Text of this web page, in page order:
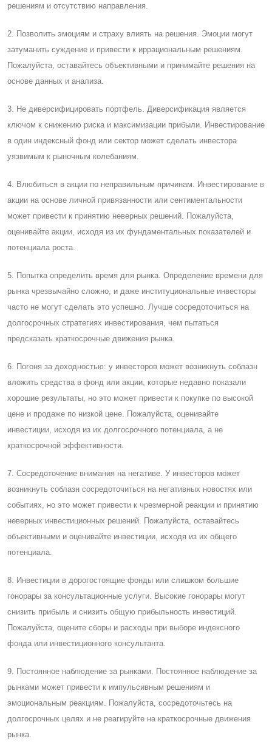
решениям и отсутствию направления.
2. Позволить эмоциям и страху влиять на решения. Эмоции могут
затуманить суждение и привести к иррациональным решениям.
Пожалуйста, оставайтесь объективными и принимайте решения на
основе данных и анализа.
3. Не диверсифицировать портфель. Диверсификация является
ключом к снижению риска и максимизации прибыли. Инвестирование
в один индексный фонд или сектор может сделать инвестора
уязвимым к рыночным колебаниям.
4. Влюбиться в акции по неправильным причинам. Инвестирование в
акции на основе личной привязанности или сентиментальности
может привести к принятию неверных решений. Пожалуйста,
оценивайте акции, исходя из их фундаментальных показателей и
потенциала роста.
5. Попытка определить время для рынка. Определение времени для
рынка чрезвычайно сложно, и даже институциональные инвесторы
часто не могут сделать это успешно. Лучше сосредоточиться на
долгосрочных стратегиях инвестирования, чем пытаться
предсказать краткосрочные движения рынка.
6. Погоня за доходностью: у инвесторов может возникнуть соблазн
вложить средства в фонд или акции, которые недавно показали
хорошие результаты, но это может привести к покупке по высокой
цене и продаже по низкой цене. Пожалуйста, оценивайте
инвестиции, исходя из их долгосрочного потенциала, а не
краткосрочной эффективности.
7. Cосредоточение внимания на негативе. У инвесторов может
возникнуть соблазн сосредоточиться на негативных новостях или
событиях, но это может привести к чрезмерной реакции и принятию
неверных инвестиционных решений. Пожалуйста, оставайтесь
объективными и оценивайте инвестиции, исходя из их общего
потенциала.
8. Инвестиции в дорогостоящие фонды или слишком большие
гонорары за консультационные услуги. Высокие гонорары могут
снизить прибыль и снизить общую прибыльность инвестиций.
Пожалуйста, оцените сборы и расходы при выборе индексного
фонда или инвестиционного консультанта.
9. Постоянное наблюдение за рынками. Постоянное наблюдение за
рынками может привести к импульсивным решениям и
эмоциональным реакциям. Пожалуйста, сосредоточьтесь на
долгосрочных целях и не реагируйте на краткосрочные движения
рынка.